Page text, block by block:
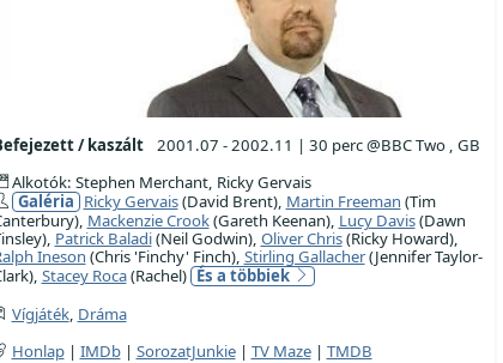
/ kaszált 2001.07 - 2002.11 | 30 perc @BBC Two , GB
Alkotók: Stephen Merchant, Ricky Gervais
Galéria Ricky Gervais(David Brent), Martin Freeman (Tim
Mackenzie Crook(Gareth Keenan), Lucy Davis(Dawn
Patrick Baladi(Neil Godwin), Oliver Chris(Ricky Howard),
Ineson (Chris 'Finchy' Finch), Stirling Gallacher(Jennifer Taylor-
Stacey Roca(Rachel) És a többiek
Vígjáték, Dráma
Honlap| IMDb| SorozatJunkie| TV Maze| TMDB